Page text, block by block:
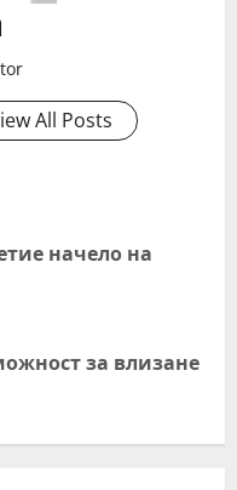
All Posts
начело на
за влизане